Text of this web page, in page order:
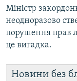
Міністр
неодноразово
порушення прав
це вигадка.
Новини без